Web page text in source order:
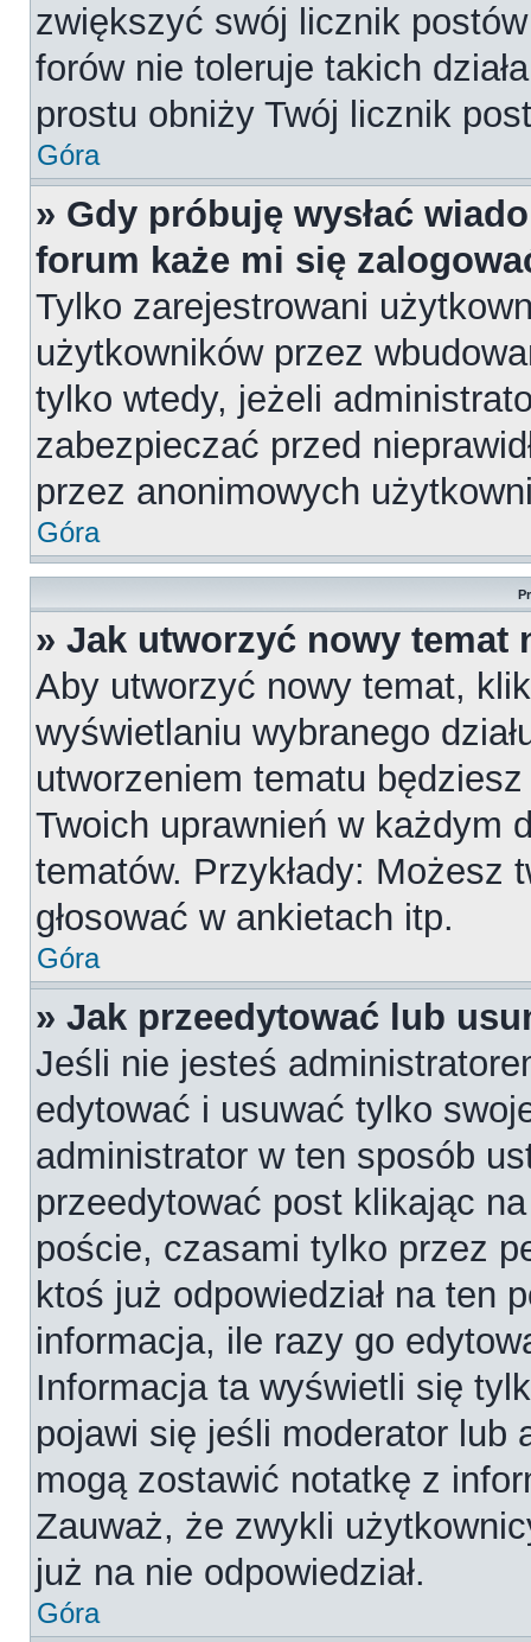
zwiększyć swój licznik
forów nie toleruje takich
prostu obniży Twój licznik
Góra
» Gdy próbuję wysłać
forum każe mi się
Tylko zarejestrowani
użytkowników przez
tylko wtedy, jeżeli
zabezpieczać przed
przez anonimowych
Góra
» Jak utworzyć nowy temat
Aby utworzyć nowy temat,
wyświetlaniu wybranego
utworzeniem tematu
Twoich uprawnień w każdym
tematów. Przykłady: Możesz
głosować w ankietach itp.
Góra
» Jak przeedytować lub
Jeśli nie jesteś
edytować i usuwać tylko
administrator w ten sposób
przeedytować post klikając
poście, czasami tylko przez
ktoś już odpowiedział na ten
informacja, ile razy go
Informacja ta wyświetli się
pojawi się jeśli moderator lub
mogą zostawić notatkę z
Zauważ, że zwykli
już na nie odpowiedział.
Góra